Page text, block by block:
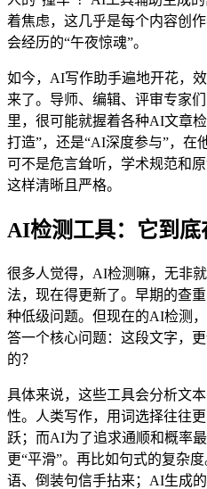
着焦虑，这几乎是每个内容创
会经历的“午夜惊魂”。
如今，AI写作助手遍地开花，
来了。导师、编辑、评审专家
里，很可能就握着各种AI文章
打造”，还是“AI深度参与”，在
可不是危言耸听，学术规范和
这样清晰且严格。
AI检测工具：它到底
很多人觉得，AI检测嘛，无非
法，现在得更新了。早期的查
种低级问题。但现在的AI检测
答一个核心问题：这段文字，
的？
具体来说，这些工具会分析文
性。人类写作，用词选择往往
跃；而AI为了追求通顺和概率
更“平滑”。再比如句式的复杂
语、倒装句信手拈来；AI生成